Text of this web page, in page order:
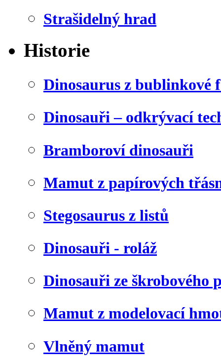
Strašidelný hrad
Historie
Dinosaurus z bublinkové
Dinosauři – odkrývací
Bramboroví dinosauři
Mamut z papírových
Stegosaurus z listů
Dinosauři - roláž
Dinosauři ze škrobového
Mamut z modelovací
Vlněný mamut